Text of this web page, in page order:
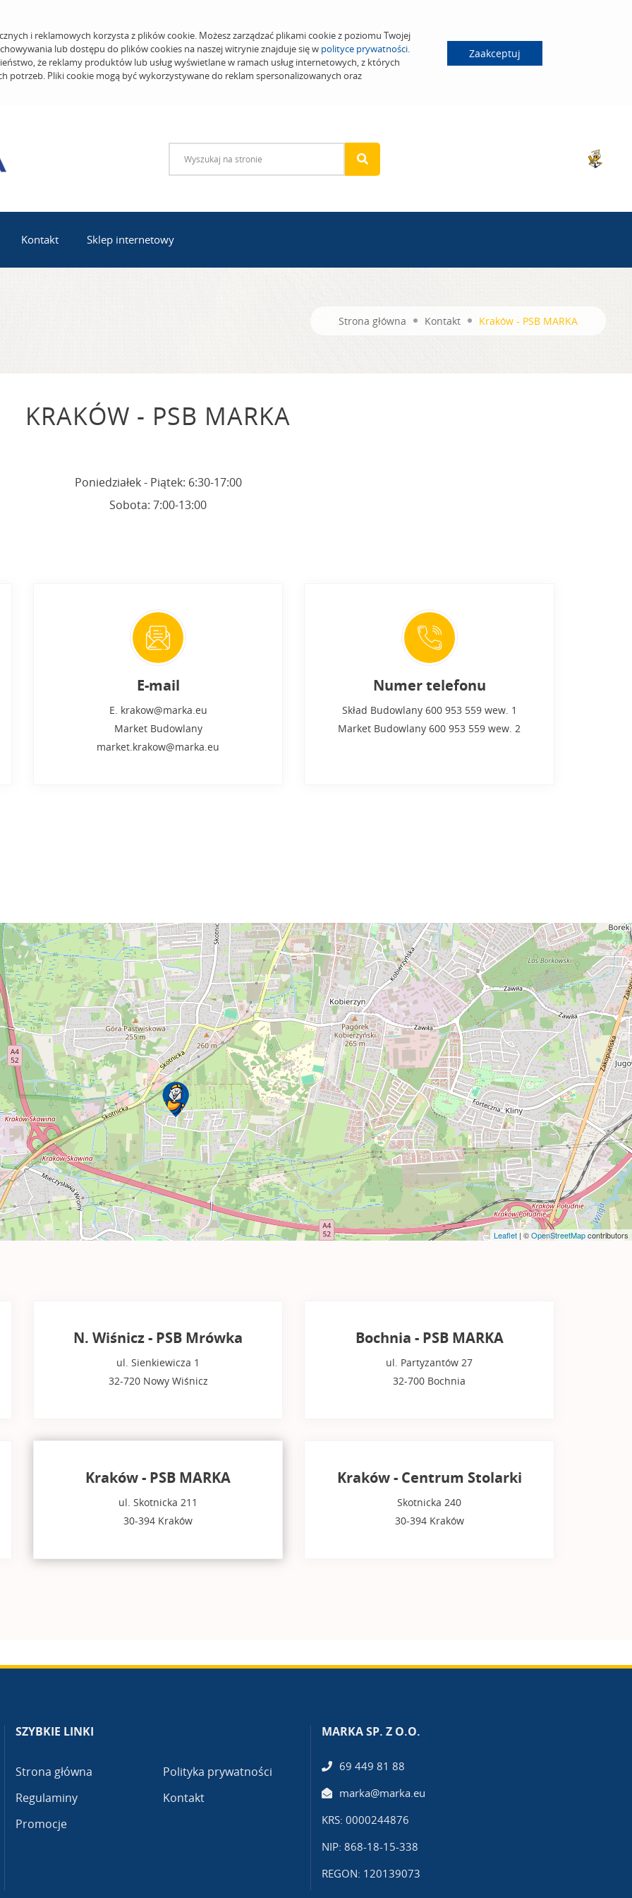
i reklamowych korzysta z plików cookie. Możesz zarządzać plikami cookie z poziomu Twojej
lub dostępu do plików cookies na naszej witrynie znajduje się w polityce prywatności.
że reklamy produktów lub usług wyświetlane w ramach usług internetowych, z których
potrzeb. Pliki cookie mogą być wykorzystywane do reklam spersonalizowanych oraz
Zaakceptuj
Kontakt Sklep internetowy
Strona główna Kontakt Kraków - PSB MARKA
KRAKÓW - PSB MARKA
Poniedziałek - Piątek: 6:30-17:00
Sobota: 7:00-13:00
E-mail
E. krakow@marka.eu
Market Budowlany
market.krakow@marka.eu
Numer telefonu
Skład Budowlany 600 953 559 wew. 1
Market Budowlany 600 953 559 wew. 2
Leaflet | ©OpenStreetMapcontributors
N. Wiśnicz - PSB Mrówka
ul. Sienkiewicza 1
32-720 Nowy Wiśnicz
Bochnia - PSB MARKA
ul. Partyzantów 27
32-700 Bochnia
Kraków - PSB MARKA
ul. Skotnicka 211
30-394 Kraków
Kraków - Centrum Stolarki
Skotnicka 240
30-394 Kraków
SZYBKIE LINKI
Strona główna
Regulaminy
Promocje
Polityka prywatności
Kontakt
MARKA SP. Z O.O.
69 449 81 88
marka@marka.eu
KRS: 0000244876
NIP: 868-18-15-338
REGON: 120139073